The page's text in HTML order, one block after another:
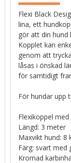
Flexi Black
lina, ett
gör att din hund
Kopplet kan
genom att
låsas i önskad
för samtidigt
För hundar upp
Flexikoppel med
Längd: 3 meter
Maxvikt hund: 8
Färg: svart med
Kromad